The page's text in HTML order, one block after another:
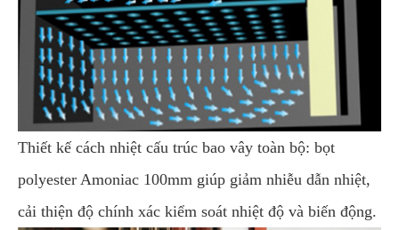
Thiết kế cách nhiệt cấu trúc bao vây toàn bộ: bọt
polyester Amoniac 100mm giúp giảm nhiễu dẫn nhiệt,
cải thiện độ chính xác kiểm soát nhiệt độ và biến động.